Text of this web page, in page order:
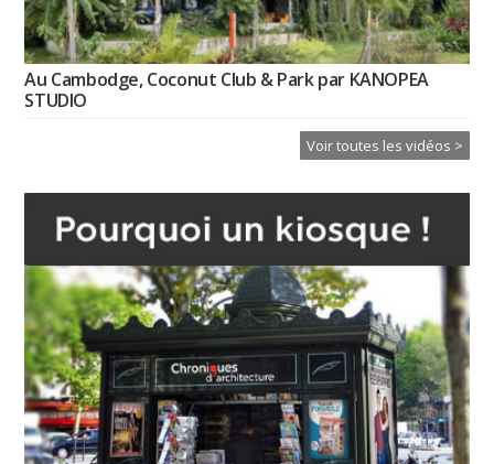
Au Cambodge, Coconut Club & Park par KANOPEA
STUDIO
Voir toutes les vidéos >